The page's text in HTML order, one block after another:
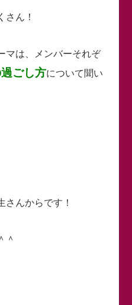
さん！
マは、メンバーそれぞ
ごし方について聞い
さんからです！
＾